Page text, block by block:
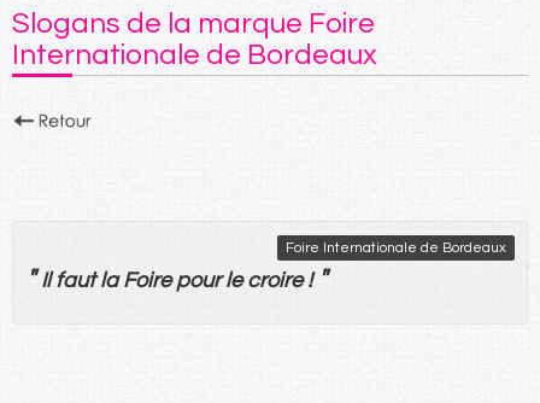
Slogans de la marque Foire
Internationale de Bordeaux
Foire Internationale de Bordeaux
" Il faut la Foire pour le croire! "